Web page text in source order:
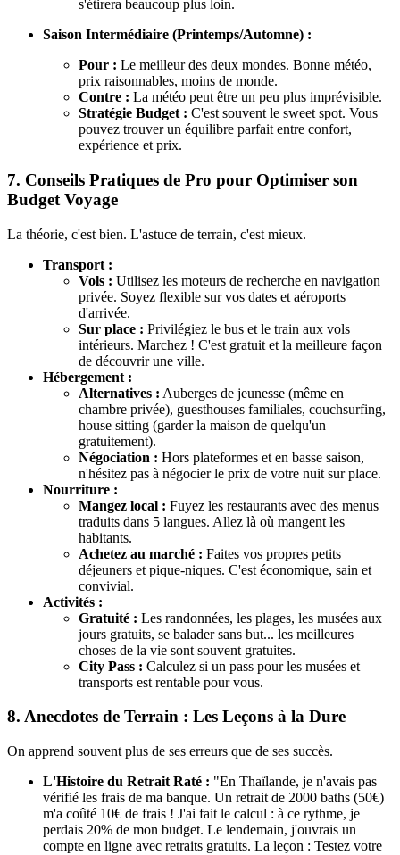
s'étirera beaucoup plus loin.
Saison Intermédiaire (Printemps/Automne) :
Pour : Le meilleur des deux mondes. Bonne météo,
prix raisonnables, moins de monde.
Contre : La météo peut être un peu plus imprévisible.
Stratégie Budget : C'est souvent le sweet spot. Vous
pouvez trouver un équilibre parfait entre confort,
expérience et prix.
7. Conseils Pratiques de Pro pour Optimiser son
Budget Voyage
La théorie, c'est bien. L'astuce de terrain, c'est mieux.
Transport :
Vols : Utilisez les moteurs de recherche en navigation
privée. Soyez flexible sur vos dates et aéroports
d'arrivée.
Sur place : Privilégiez le bus et le train aux vols
intérieurs. Marchez ! C'est gratuit et la meilleure façon
de découvrir une ville.
Hébergement :
Alternatives : Auberges de jeunesse (même en
chambre privée), guesthouses familiales, couchsurfing,
house sitting (garder la maison de quelqu'un
gratuitement).
Négociation : Hors plateformes et en basse saison,
n'hésitez pas à négocier le prix de votre nuit sur place.
Nourriture :
Mangez local : Fuyez les restaurants avec des menus
traduits dans 5 langues. Allez là où mangent les
habitants.
Achetez au marché : Faites vos propres petits
déjeuners et pique-niques. C'est économique, sain et
convivial.
Activités :
Gratuité : Les randonnées, les plages, les musées aux
jours gratuits, se balader sans but... les meilleures
choses de la vie sont souvent gratuites.
City Pass : Calculez si un pass pour les musées et
transports est rentable pour vous.
8. Anecdotes de Terrain : Les Leçons à la Dure
On apprend souvent plus de ses erreurs que de ses succès.
L'Histoire du Retrait Raté : "En Thaïlande, je n'avais pas
vérifié les frais de ma banque. Un retrait de 2000 baths (50€)
m'a coûté 10€ de frais ! J'ai fait le calcul : à ce rythme, je
perdais 20% de mon budget. Le lendemain, j'ouvrais un
compte en ligne avec retraits gratuits. La leçon : Testez votre